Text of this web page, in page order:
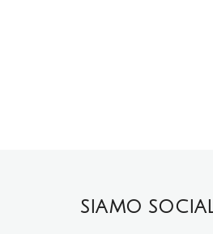
SIAMO